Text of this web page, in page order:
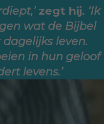
zegt hij. ‘Ik
wat de Bijbel
leven.
in hun geloof
levens.’